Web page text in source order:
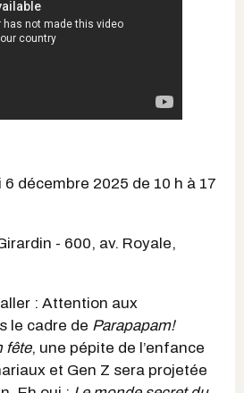
décembre 2025 de 10 h à 17
- 600, av. Royale,
: Attention aux
le cadre de Parapapam!
fête, une pépite de l’enfance
et Gen Z sera projetée